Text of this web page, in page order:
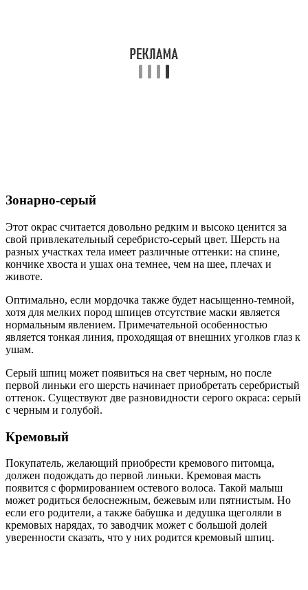
Зонарно-серый
Этот окрас считается довольно редким и высоко ценится за
свой привлекательный серебристо-серый цвет. Шерсть на
разных участках тела имеет различные оттенки: на спине,
кончике хвоста и ушах она темнее, чем на шее, плечах и
животе.
Оптимально, если мордочка также будет насыщенно-темной,
хотя для мелких пород шпицев отсутствие маски является
нормальным явлением. Примечательной особенностью
является тонкая линия, проходящая от внешних уголков глаз к
ушам.
Серый шпиц может появиться на свет черным, но после
первой линьки его шерсть начинает приобретать серебристый
оттенок. Существуют две разновидности серого окраса: серый
с черным и голубой.
Кремовый
Покупатель, желающий приобрести кремового питомца,
должен подождать до первой линьки. Кремовая масть
появится с формированием остевого волоса. Такой малыш
может родиться белоснежным, бежевым или пятнистым. Но
если его родители, а также бабушка и дедушка щеголяли в
кремовых нарядах, то заводчик может с большой долей
уверенности сказать, что у них родится кремовый шпиц.